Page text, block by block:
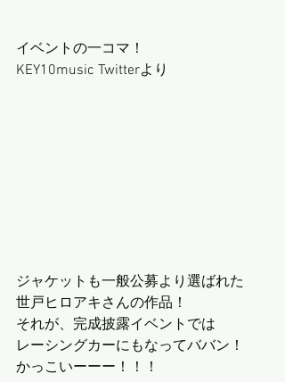
イベントの一コマ！
KEY10music Twitterより
ジャケットも一般公募より選ばれた
世戸ヒロアキさんの作品！
それが、完成披露イベントでは
レーシングカーにもなってババン！
かっこいーーー！！！